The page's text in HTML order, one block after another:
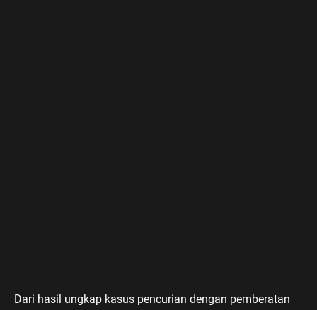
Dari hasil ungkap kasus pencurian dengan pemberatan